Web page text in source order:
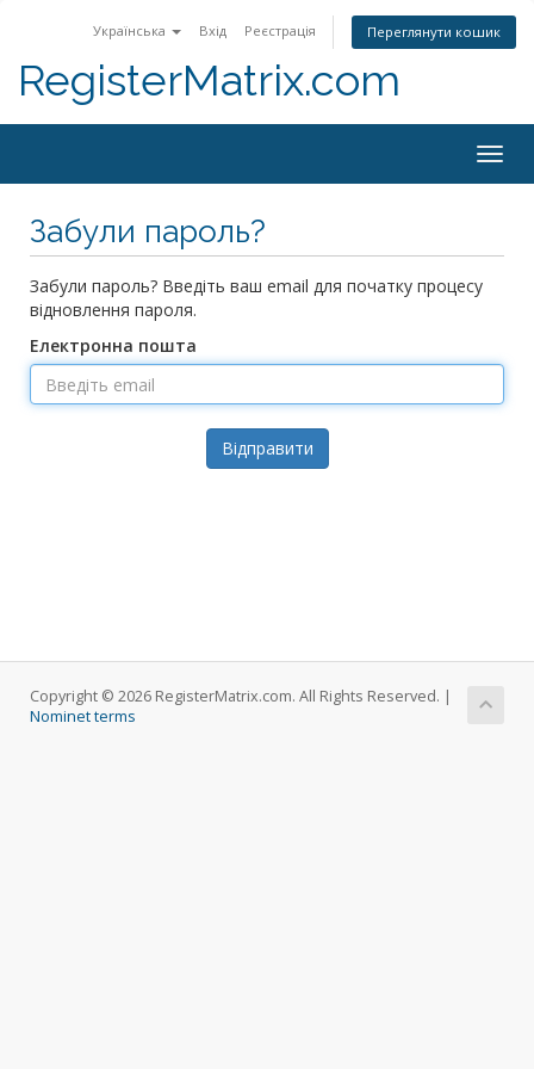
Українська Вхід Реєстрація Переглянути кошик
RegisterMatrix.com
Забули пароль?
Забули пароль? Введіть ваш email для початку процесу
відновлення пароля.
Електронна пошта
Відправити
Copyright © 2026 RegisterMatrix.com. All Rights Reserved. |
Nominet terms